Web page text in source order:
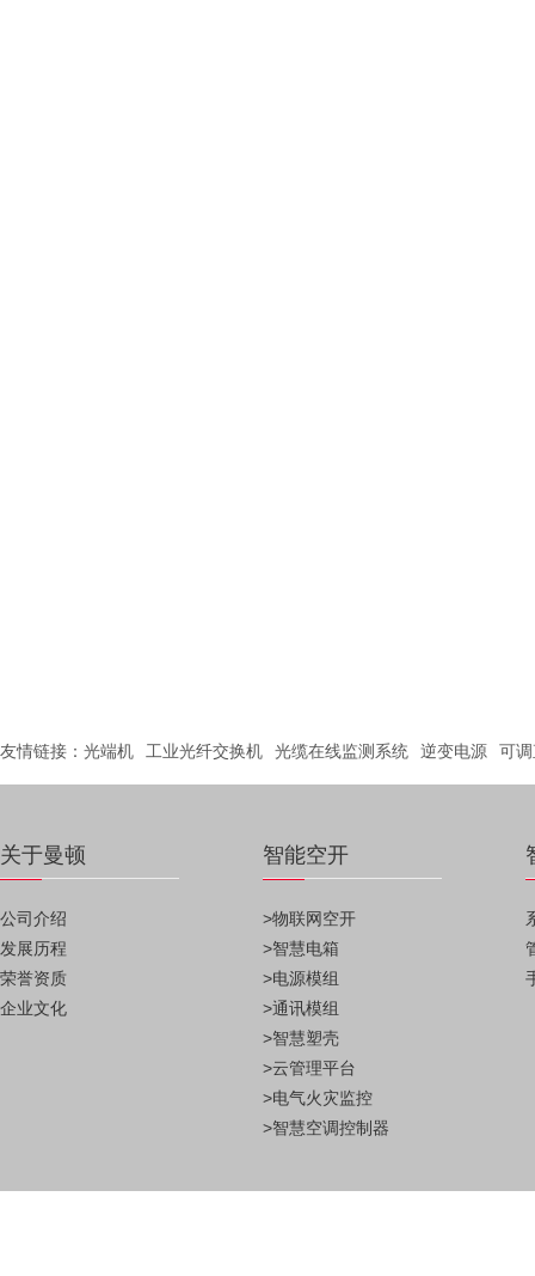
友情链接： 光端机 工业光纤交换机 光缆在线监测系统 逆变电源 可
关于曼顿
公司介绍
发展历程
荣誉资质
企业文化
智能空开
>物联网空开
>智慧电箱
>电源模组
>通讯模组
>智慧塑壳
>云管理平台
>电气火灾监控
>智慧空调控制器